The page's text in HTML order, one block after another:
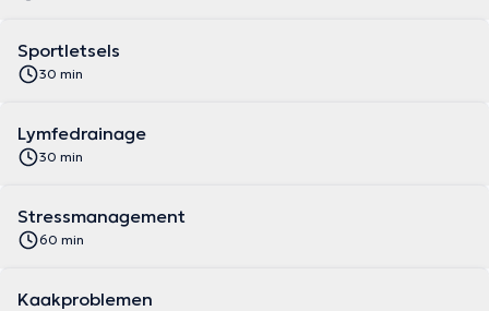
Sportletsels
30 min
Lymfedrainage
30 min
Stressmanagement
60 min
Kaakproblemen